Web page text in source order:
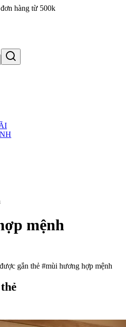
hàng từ 500k
mệnh
gắn thẻ #mùi hương hợp mệnh